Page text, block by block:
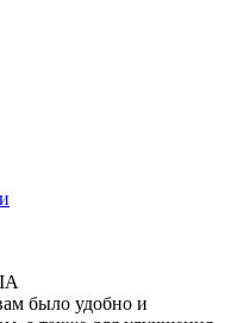
было удобно и